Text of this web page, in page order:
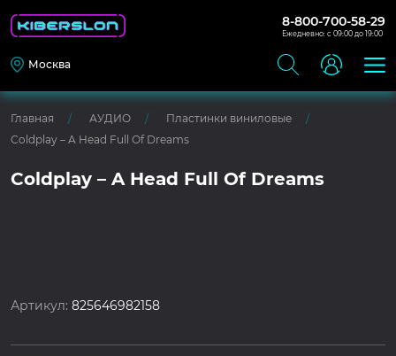
8-800-700-58-29
Ежедневно: с 09:00 до 19:00
Москва
Главная АУДИО
Пластинки виниловые
Coldplay – A Head Full Of Dreams
Coldplay – A Head Full Of Dreams
Артикул:825646982158